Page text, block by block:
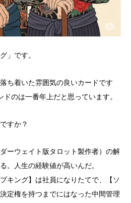
」です。
ち着いた雰囲気の良いカードです
のは一番年上だと思っています。
すか？
ーウェイト版タロット製作者）の解
。人生の経験値が高いんだ。
キング】は社員になりたてで、【ソ
定権を持つまでにはなった中間管理